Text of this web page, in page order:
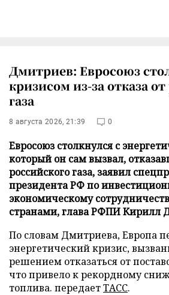
Дмитриев: Евросоюз
кризисом из-за отказа
газа
8 августа 2026, 21:39 0
Евросоюз столкнулся с
который он сам вызвал,
российского газа, заявил
президента РФ по
экономическому
странами, глава РФПИ Кирилл
По словам Дмитриева, Европа
энергетический кризис,
решением отказаться от
что привело к рекордному
топлива. передаетТАСС.